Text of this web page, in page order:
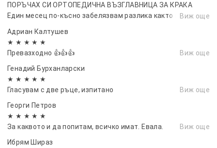
ПОРЪЧАХ СИ ОРТОПЕДИЧНА ВЪЗГЛАВНИЦА ЗА КРАКА
Един месец по-късно забелязвам разлика както в
Виж още
Адриан Калтушев
★ ★ ★ ★ ★
Превазходно 👍👍👍
Виж още
Генадий Бурханларски
★ ★ ★ ★ ★
Гласувам с две ръце, изпитано
Виж още
Георги Петров
★ ★ ★ ★ ★
За каквото и да попитам, всичко имат. Евала.
Виж още
Ибрям Шираз